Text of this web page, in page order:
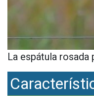
La espátula